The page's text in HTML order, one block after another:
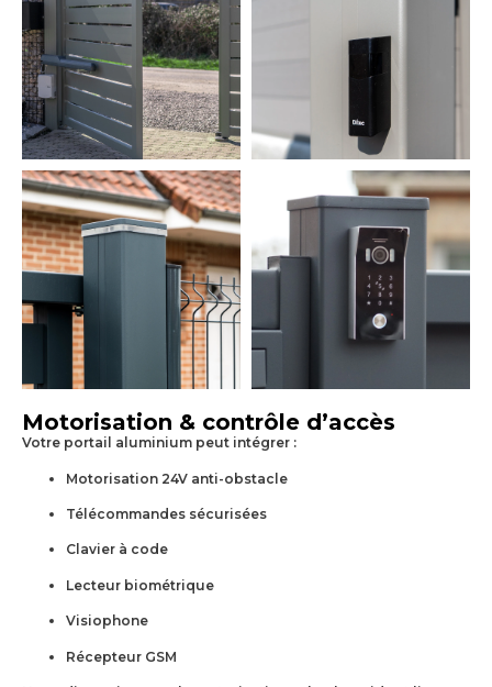
Motorisation & contrôle d’accès
Votre portail aluminium peut intégrer :
Motorisation 24V anti-obstacle
Télécommandes sécurisées
Clavier à code
Lecteur biométrique
Visiophone
Récepteur GSM